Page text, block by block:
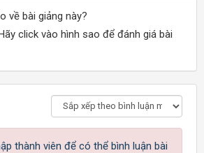
về bài giảng này?
click vào hình sao để đánh giá bài
thành viên để có thể bình luận bài